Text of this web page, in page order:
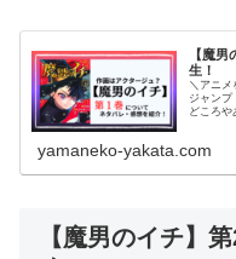
【魔
生！
＼アニメ
ジャンプ
どころや
yamaneko-yakata.com
【魔男のイチ】